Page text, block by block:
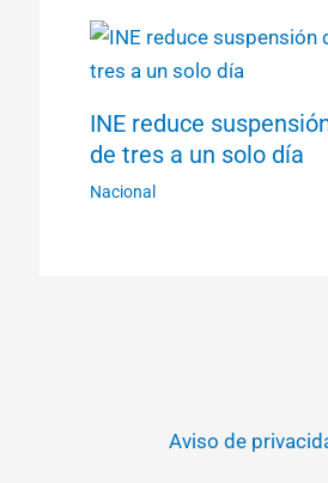
INE reduce
de tres a un solo día
Nacional
Aviso de